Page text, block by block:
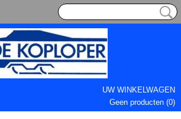
UW WINKELWAGEN
Geen producten (0)